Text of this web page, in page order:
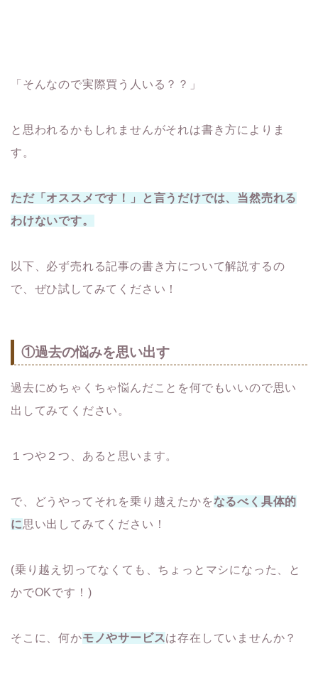
「そんなので実際買う人いる？？」
と思われるかもしれませんがそれは書き方によりま
す。
ただ「オススメです！」と言うだけでは、当然売れる
わけないです。
以下、必ず売れる記事の書き方について解説するの
で、ぜひ試してみてください！
①過去の悩みを思い出す
過去にめちゃくちゃ悩んだことを何でもいいので思い
出してみてください。
１つや２つ、あると思います。
で、どうやってそれを乗り越えたかをなるべく具体的
に思い出してみてください！
(乗り越え切ってなくても、ちょっとマシになった、と
かでOKです！)
そこに、何かモノやサービスは存在していませんか？